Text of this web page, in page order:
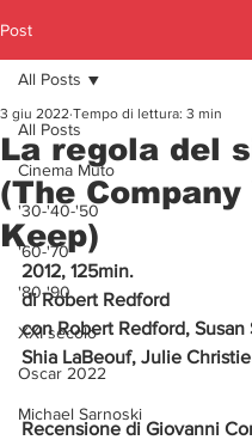
Post
All Posts
Cinema Muto
'30-'40-'50
'60-'70
'80-'90
XXI secolo
Oscar 2022
Michael Sarnoski
All Posts
La regola del
(The Company
Keep)
3 giu 2022 Tempo di lettura: 3 min
2012, 125min.
di Robert Redford
con Robert Redford, Susan
Shia LaBeouf, Julie Christie
Recensione di Giovanni